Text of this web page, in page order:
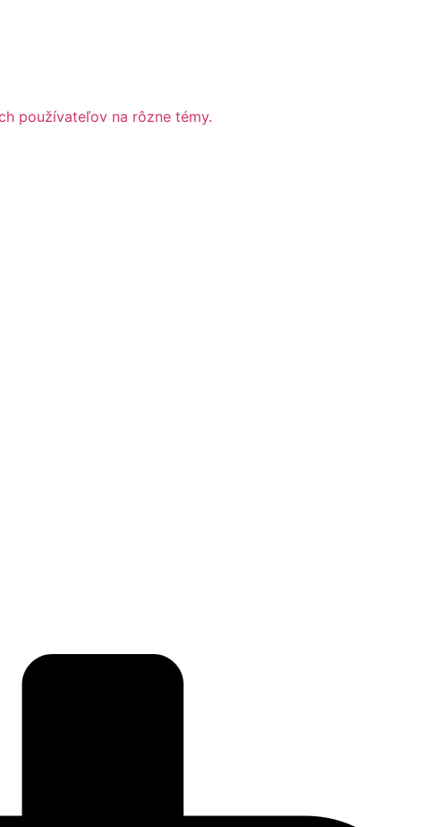
používateľov na rôzne témy.